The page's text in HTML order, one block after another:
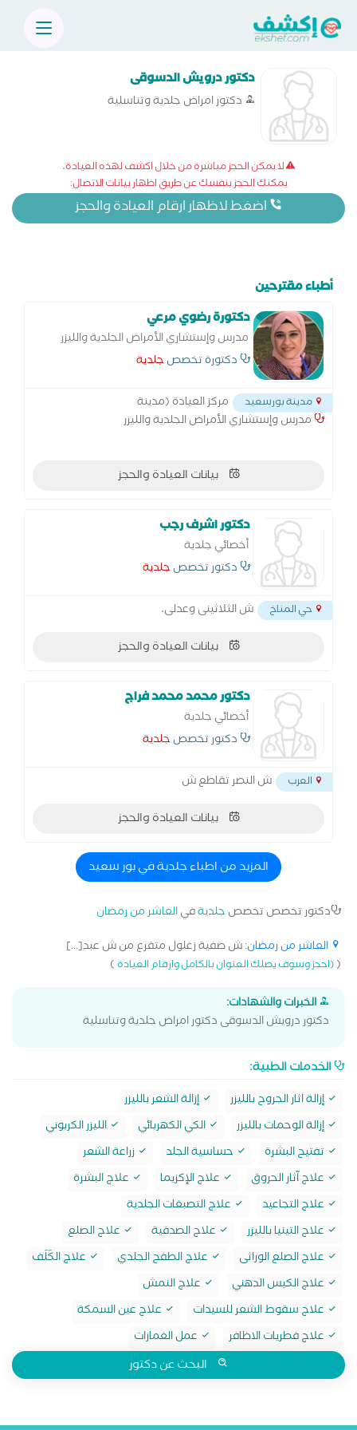
دكتور درويش الدسوقى
دكتور امراض جلدية وتناسلية
لا يمكن الحجز مباشرة من خلال اكشف لهذه العيادة،
يمكنك الحجز بنفسك عن طريق اظهار بيانات الاتصال:
اضغط لاظهار ارقام العيادة والحجز
أطباء مقترحين
دكتورة رضوي مرعي
مدرس وإستشاري الأمراض الجلدية والليزر
دكتورة جلدية متخصص في جلدية اطفال،
دكتورة تخصص جلدية
مدينة بورسعيد
مركز العيادة (مدينة
مدرس وإستشاري الأمراض الجلدية والليزر
بيانات العيادة والحجز
دكتور اشرف رجب
أخصائي جلدية
دكتور تخصص جلدية
حي المناخ ش الثلاثينى وعدلى،
بيانات العيادة والحجز
دكتور محمد محمد فراج
أخصائي جلدية
دكتور تخصص جلدية
العرب ش النصر تقاطع ش
بيانات العيادة والحجز
المزيد من اطباء جلدية في بور سعيد
دكتور تخصص تخصص جلديةفيالعاشر من رمضان
العاشر من رمضان: ش صفية زغلول متفرع من ش عبد[...]
((احجز وسوف يصلك العنوان بالكامل وارقام العيادة)
الخبرات والشهادات:
دكتور درويش الدسوقى دكتور امراض جلدية وتناسلية
الخدمات الطبية:
إزالة اثار الجروح بالليزر
إزالة الشعر بالليزر
إزالة الوحمات بالليزر
الكي الكهربائي
الليزر الكربوني
تفتيح البشرة
حساسية الجلد
زراعة الشعر
علاج آثار الحروق
علاج الإكزيما
علاج البشرة
علاج التجاعيد
علاج التصبغات الجلدية
علاج التينيا بالليزر
علاج الصدفية
علاج الصلع
علاج الصلع الوراثى
علاج الطفح الجلدي
علاج الكَلَف
علاج الكيس الدهني
علاج النمش
علاج سقوط الشعر للسيدات
علاج عين السمكة
علاج فطريات الاظافر
عمل الغمازات
البحث عن دكتور